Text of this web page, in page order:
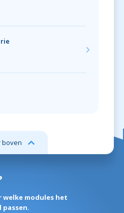
boven
welke modules het